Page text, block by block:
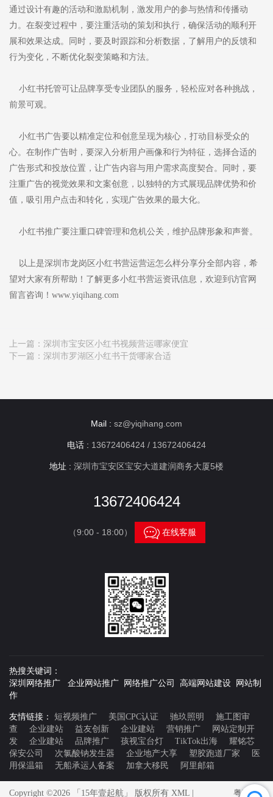
通过设计有趣的活动和激励机制，激发用户的参与热情和传播动
力。在裂变过程中，要注重活动的策划和执行，确保活动的顺利开
展和效果达成。同时，要及时跟踪和分析数据，了解用户的反馈和
行为变化，不断优化裂变策略和方法。
小红书托管可让品牌享受专业团队的服务，轻松应对各种挑战，
前景可观。
小红书广告要以精准定位和创意呈现为核心，打动目标受众的
心。在制作广告时，要深入分析用户画像和行为特征，选择合适的
广告形式和投放位置，让广告内容与用户需求高度契合。同时，要
注重广告的视觉效果和文案创意，以独特的方式展现品牌优势和价
值，吸引用户点击和转化，实现广告效果的最大化。
小红书推广要注重口碑管理和危机公关，维护品牌形象和声誉。
以上是深圳市龙岗区小红书营运营运怎么样分享分全部内容，希
望对大家有所帮助！了解更多小红书营运资讯信息，欢迎到访官网
留言咨询！www.yiqihang.com
上一篇： 深圳市宝安区小红书视频营运哪家便宜
下一篇： 深圳市罗湖区小红书干货哪家合适
Mail : sz@yiqihang.com
电话 : 13672406424 / 13672406424
地址 : 深圳市宝安区宝安大道建润商务大厦5楼
13672406424
（9:00 - 18:00） 在线客服
热搜关键词：
深圳网络推广 企业网站推广 网络推广公司 高端网站建设 网站制
作
友情链接： 短视频推广 美国CPC认证 驰玖照明
施工图审
查
企业建站 益友创新 企业建站 营销推广
网站定制开
发
企业建站 品牌推广 孩视宝台灯 TikTok出海
耀铭芯
保安公司
次氯酸钠发生器 企业地产大享 塑胶跑道厂家
医
用保温箱
无船承运人备案 加拿大移民 阿里邮箱
Copyright ©2026 「15年壹起航」 版权所有 XML | 粤ICP备